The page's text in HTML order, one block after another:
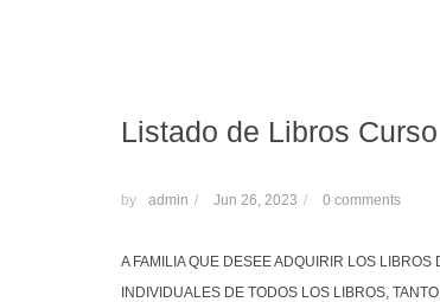
Listado de Libros
by admin / Jun 26, 2023 / 0 comments
A FAMILIA QUE DESEE ADQUIRIR LOS
INDIVIDUALES DE TODOS LOS LIBROS,